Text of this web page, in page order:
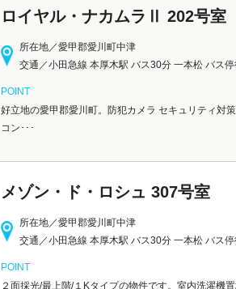
ロイヤル・ナカムラⅡ 202号室
所在地／愛甲郡愛川町中津
交通／小田急線 本厚木駅 バス30分 一本松 バス
POINT
好立地の愛甲郡愛川町。防犯カメラ セキュリティ対
コン･･･
メゾン・ド・ロシュ 307号室
所在地／愛甲郡愛川町中津
交通／小田急線 本厚木駅 バス30分 一本松 バス
POINT
２面採光/最上階/１Kタイプの物件です。室内洗濯機